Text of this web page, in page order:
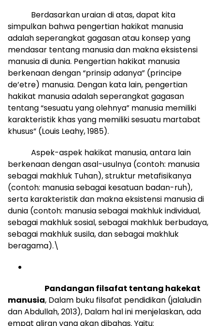
Berdasarkan uraian di atas, dapat kita
simpulkan bahwa pengertian hakikat manusia
adalah seperangkat gagasan atau konsep yang
mendasar tentang manusia dan makna eksistensi
manusia di dunia. Pengertian hakikat manusia
berkenaan dengan “prinsip adanya” (principe
de’etre) manusia. Dengan kata lain, pengertian
hakikat manusia adalah seperangkat gagasan
tentang “sesuatu yang olehnya” manusia memiliki
karakteristik khas yang memiliki sesuatu martabat
khusus” (Louis Leahy, 1985).
Aspek-aspek hakikat manusia, antara lain
berkenaan dengan asal-usulnya (contoh: manusia
sebagai makhluk Tuhan), struktur metafisikanya
(contoh: manusia sebagai kesatuan badan-ruh),
serta karakteristik dan makna eksistensi manusia di
dunia (contoh: manusia sebagai makhluk individual,
sebagai makhluk sosial, sebagai makhluk berbudaya,
sebagai makhluk susila, dan sebagai makhluk
beragama).\
Pandangan filsafat tentang hakekat
manusia, Dalam buku filsafat pendidikan (jalaludin
dan Abdullah, 2013), Dalam hal ini menjelaskan, ada
empat aliran yang akan dibahas. Yaitu: